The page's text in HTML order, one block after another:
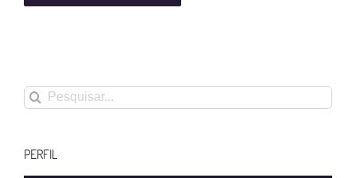
Buscar
resultados
PERFIL